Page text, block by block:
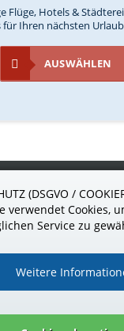
Flüge, Hotels &
für Ihren nächsten
AUSWÄHLEN
da!
927 39 85
|Kontakt|AGB
(DSGVO /
verwendet Cookies,
Service zu
Weitere